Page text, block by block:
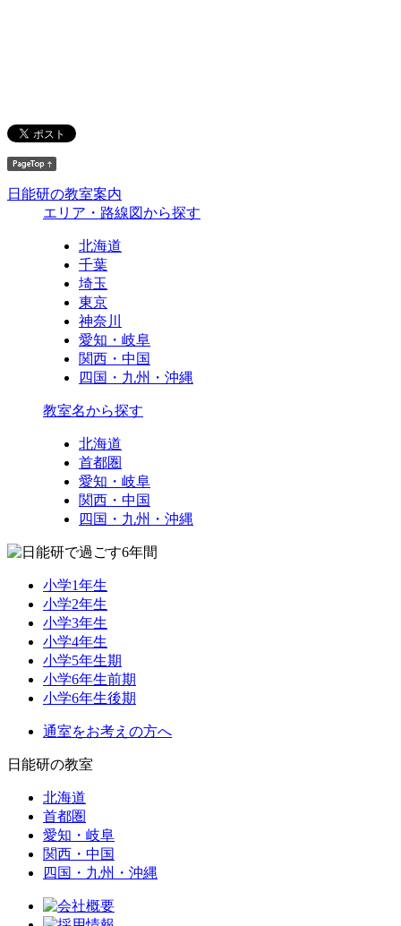
日能研の教室案内
エリア・路線図から探す
北海道
千葉
埼玉
東京
神奈川
愛知・岐阜
関西・中国
四国・九州・沖縄
教室名から探す
北海道
首都圏
愛知・岐阜
関西・中国
四国・九州・沖縄
小学1年生
小学2年生
小学3年生
小学4年生
小学5年生期
小学6年生前期
小学6年生後期
通室をお考えの方へ
日能研の教室
北海道
首都圏
愛知・岐阜
関西・中国
四国・九州・沖縄